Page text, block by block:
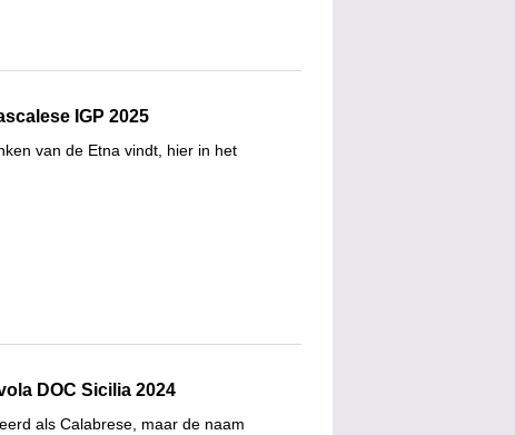
IGP 2025
van de Etna vindt, hier in het
DOC Sicilia 2024
als Calabrese, maar de naam